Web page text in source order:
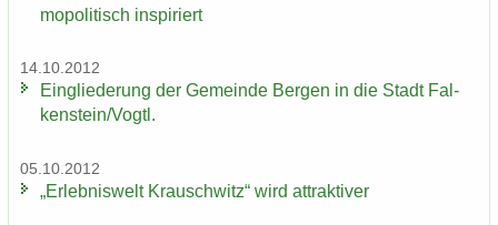
mo­po­li­tisch in­spi­riert
14.10.2012
Ein­glie­de­rung der Ge­mein­de Ber­gen in die Stadt Fal­
ken­stein/Vogtl.
05.10.2012
„Er­leb­nis­welt Krausch­witz“ wird at­trak­ti­ver